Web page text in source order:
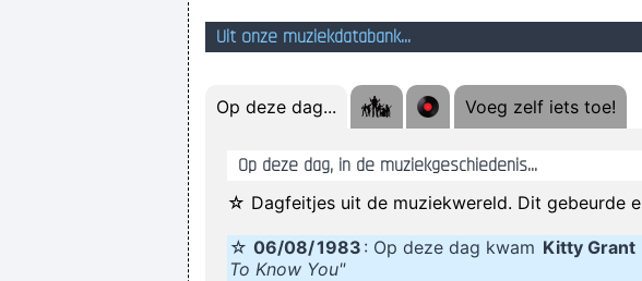
Het werkt wel! Maar dan enkel als ze een komkommer
én het mag niet regenen.
Uit onze muziekdatabank...
Op deze dag...
Op deze dag, in de muziekgeschiedenis...
☆ Dagfeitjes uit de muziekwereld. Dit gebeurde
☆ 06/08/1983 : Op deze dag kwam Kitty Grant
To Know You"
Voeg zelf iets toe!